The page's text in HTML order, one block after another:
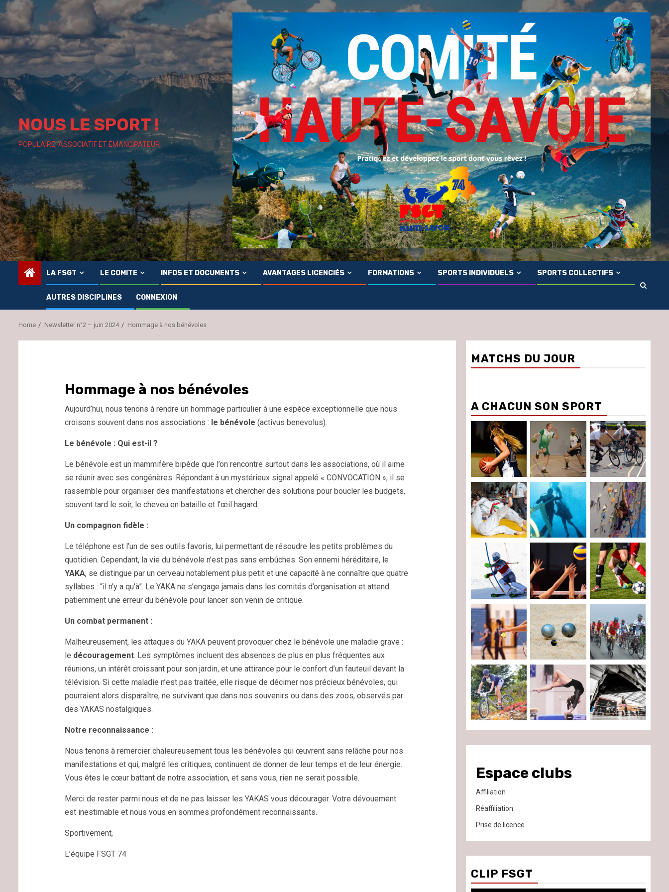
Skip
to
content
NOUS LE SPORT !
POPULAIRE, ASSOCIATIF ET ÉMANCIPATEUR
LA FSGT LE COMITE INFOS ET DOCUMENTS AVANTAGES LICENCIÉS FORMATIONS SPORTS INDIVIDUELS SPORTS COLLECTIFS
AUTRES DISCIPLINES CONNEXION
Home Newsletter n°2 – juin 2024 Hommage à nos bénévoles
Hommage à nos bénévoles
Aujourd’hui, nous tenons à rendre un hommage particulier à une espèce exceptionnelle que nous
croisons souvent dans nos associations : le bénévole (activus benevolus).
Le bénévole : Qui est-il ?
Le bénévole est un mammifère bipède que l’on rencontre surtout dans les associations, où il aime
se réunir avec ses congénères. Répondant à un mystérieux signal appelé « CONVOCATION », il se
rassemble pour organiser des manifestations et chercher des solutions pour boucler les budgets,
souvent tard le soir, le cheveu en bataille et l’œil hagard.
Un compagnon fidèle :
Le téléphone est l’un de ses outils favoris, lui permettant de résoudre les petits problèmes du
quotidien. Cependant, la vie du bénévole n’est pas sans embûches. Son ennemi héréditaire, le
YAKA, se distingue par un cerveau notablement plus petit et une capacité à ne connaître que quatre
syllabes : “il n’y a qu’à”. Le YAKA ne s’engage jamais dans les comités d’organisation et attend
patiemment une erreur du bénévole pour lancer son venin de critique.
Un combat permanent :
Malheureusement, les attaques du YAKA peuvent provoquer chez le bénévole une maladie grave :
le découragement. Les symptômes incluent des absences de plus en plus fréquentes aux
réunions, un intérêt croissant pour son jardin, et une attirance pour le confort d’un fauteuil devant la
télévision. Si cette maladie n’est pas traitée, elle risque de décimer nos précieux bénévoles, qui
pourraient alors disparaître, ne survivant que dans nos souvenirs ou dans des zoos, observés par
des YAKAS nostalgiques.
Notre reconnaissance :
Nous tenons à remercier chaleureusement tous les bénévoles qui œuvrent sans relâche pour nos
manifestations et qui, malgré les critiques, continuent de donner de leur temps et de leur énergie.
Vous êtes le cœur battant de notre association, et sans vous, rien ne serait possible.
Merci de rester parmi nous et de ne pas laisser les YAKAS vous décourager. Votre dévouement
est inestimable et nous vous en sommes profondément reconnaissants.
Sportivement,
L’équipe FSGT 74
MATCHS DU JOUR
A CHACUN SON SPORT
Espace clubs
Affiliation
Réaffiliation
Prise de licence
CLIP FSGT